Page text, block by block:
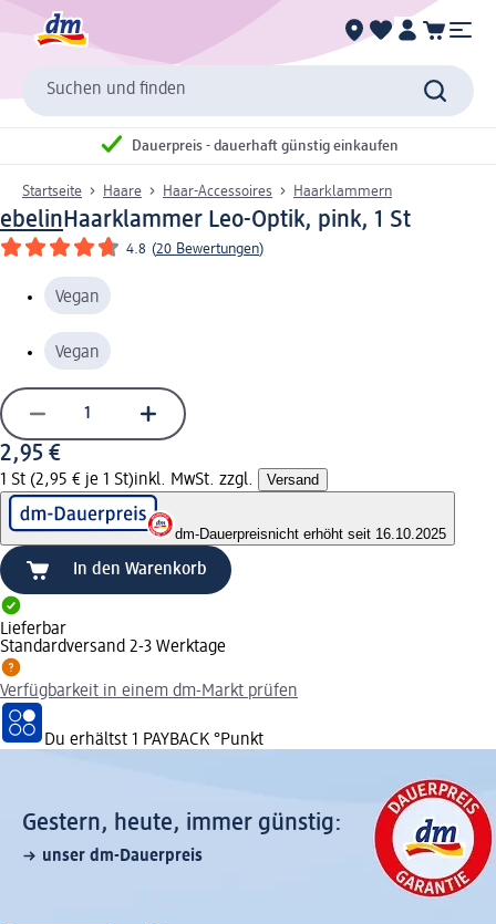
Suchen und finden
Dauerpreis - dauerhaft günstig einkaufen
Startseite Haare Haar-Accessoires Haarklammern
ebelin Haarklammer Leo-Optik, pink, 1 St
4.8 (20 Bewertungen)
Vegan
Vegan
2,95 €
1 St (2,95 € je 1 St)inkl. MwSt. zzgl. Versand
dm-Dauerpreisnicht erhöht seit 16.10.2025
In den Warenkorb
Lieferbar
Standardversand 2-3 Werktage
Verfügbarkeit in einem dm-Markt prüfen
Du erhältst 1 PAYBACK °Punkt
Gestern, heute, immer günstig:
unser dm-Dauerpreis